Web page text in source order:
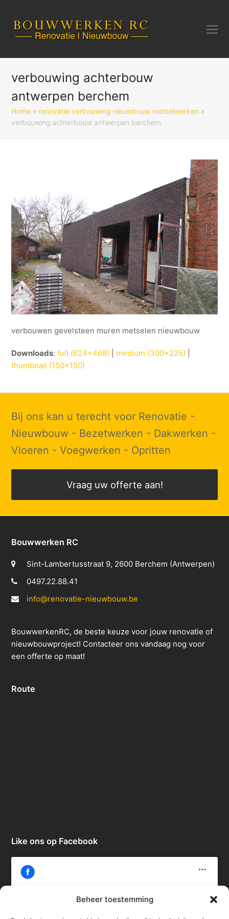
Beheer toestemming
verbouwing achterbouw
antwerpen berchem
Home » renovatie verbouwing nieuwbouw metselwerken »
verbouwing achterbouw antwerpen berchem
verbouwen gevelsteen muren metselen nieuwbouw
Downloads:full (624x468) medium (300x225)
thumbnail (150x150)
Bij ons kan u terecht voor Renovatie -
Nieuwbouw - Bezetwerken - Dakwerken -
Vloeren - Voegwerken - Opritten
Vraag uw offerte aan!
Bouwwerken RC
Sint-Lambertusstraat 9, 2600 Berchem (Antwerpen)
0497.22.88.41
info@renovatie-nieuwbouw.be
BouwwerkenRC, de beste keuze voor jouw renovatie of
nieuwbouwproject! Contacteer ons vandaag nog voor
een offerte op maat!
Route
Like ons op Facebook